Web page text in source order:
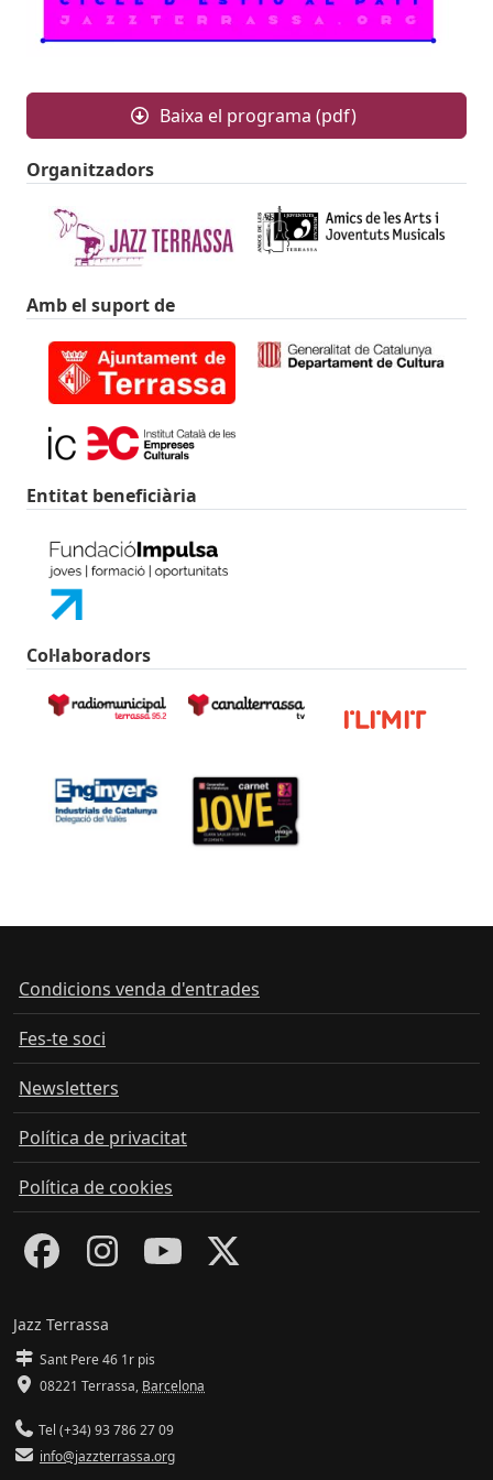
Baixa el programa (pdf)
Organitzadors
Amb el suport de
Entitat beneficiària
Col·laboradors
Condicions venda d'entrades
Fes-te soci
Newsletters
Política de privacitat
Política de cookies
Jazz Terrassa
Sant Pere 46 1r pis
08221 Terrassa, Barcelona
Tel (+34) 93 786 27 09
info@jazzterrassa.org